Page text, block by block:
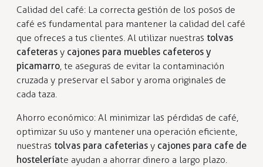
Calidad del café: La correcta gestión de los posos de
café es fundamental para mantener la calidad del café
que ofreces a tus clientes. Al utilizar nuestras tolvas
cafeteras y cajones para muebles cafeteros y
picamarro, te aseguras de evitar la contaminación
cruzada y preservar el sabor y aroma originales de
cada taza.
Ahorro económico: Al minimizar las pérdidas de café,
optimizar su uso y mantener una operación eficiente,
nuestras tolvas para cafeterias y cajones para cafe de
hosteleríate ayudan a ahorrar dinero a largo plazo.